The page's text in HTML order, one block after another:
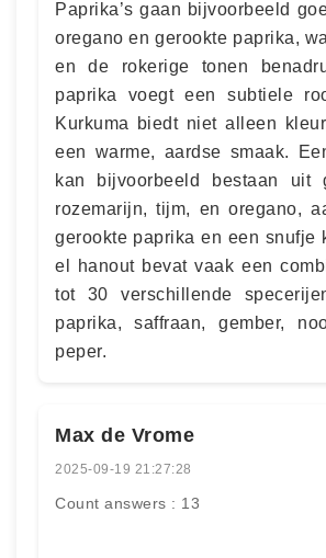
Paprika’s gaan bijvoorbeeld
oregano en gerookte paprika,
en de rokerige tonen
paprika voegt een subtiele
Kurkuma biedt niet alleen
een warme, aardse smaak.
kan bijvoorbeeld bestaan uit
rozemarijn, tijm, en oregano,
gerookte paprika en een snufje
el hanout bevat vaak een
tot 30 verschillende
paprika, saffraan, gember,
peper.
Max de Vrome
2025-09-19 21:27:28
Count answers : 13